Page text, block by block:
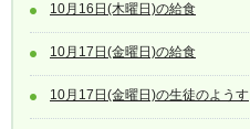
10月16日(木曜日)の給食
10月17日(金曜日)の給食
10月17日(金曜日)の生徒のようす